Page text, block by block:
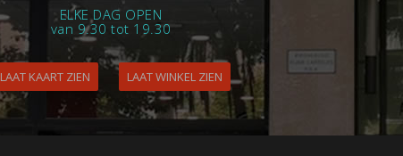
ELKE DAG OPEN
van 9.30 tot 19.30
LAAT KAART ZIEN LAAT WINKEL ZIEN